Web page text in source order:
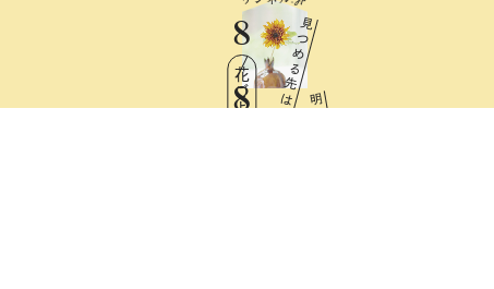
見
つ
め
る
先
は
明
8
8
花ごよみ